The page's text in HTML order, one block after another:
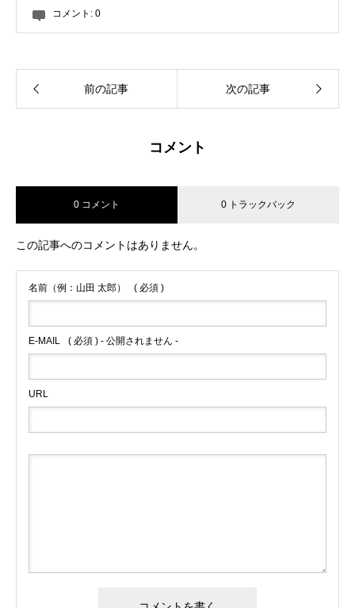
コメント: 0
前の記事 次の記事
コメント
0 コメント 0 トラックバック
この記事へのコメントはありません。
名前（例：山田 太郎） ( 必須 )
E-MAIL ( 必須 ) - 公開されません -
URL